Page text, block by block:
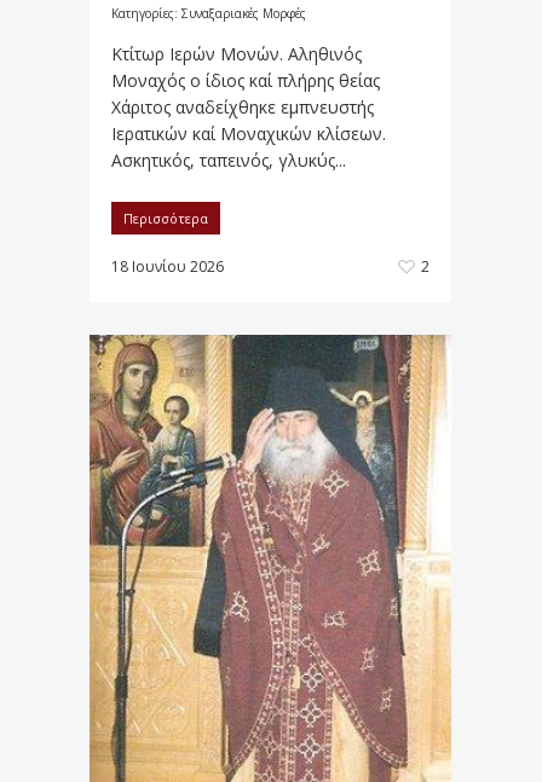
Κατηγορίες: Συναξαριακές Μορφές
Κτίτωρ Ιερών Μονών. Αληθινός
Μοναχός ο ίδιος καί πλήρης θείας
Χάριτος αναδείχθηκε εμπνευστής
Ιερατικών καί Μοναχικών κλίσεων.
Ασκητικός, ταπεινός, γλυκύς...
Περισσότερα
18 Ιουνίου 2026 2